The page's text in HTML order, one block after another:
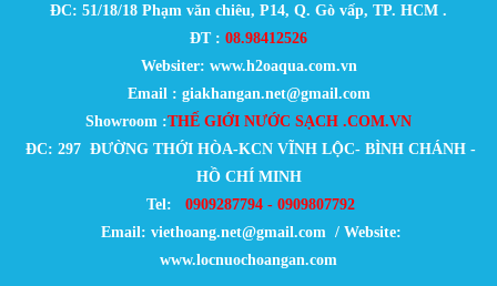
ĐC: 51/18/18 Phạm văn chiêu, P14, Q. Gò vấp, TP. HCM .
ĐT : 08.98412526
Websiter: www.h2oaqua.com.vn
Email : giakhangan.net@gmail.com
Showroom :THẾ GIỚI NƯỚC SẠCH .COM.VN
ĐC: 297 ĐƯỜNG THỚI HÒA-KCN VĨNH LỘC- BÌNH CHÁNH -
HỒ CHÍ MINH
Tel:
0909287794 - 0909807792
Email: viethoang.net@gmail.com / Website:
www.locnuochoangan.com